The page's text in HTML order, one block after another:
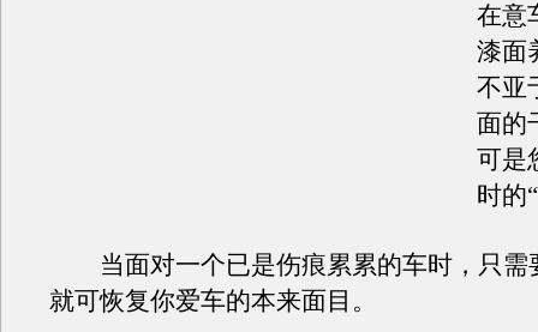
在意
漆面
不亚
面的
可是
时的
当面对一个已是伤痕累累的车时，只需
就可恢复你爱车的本来面目。